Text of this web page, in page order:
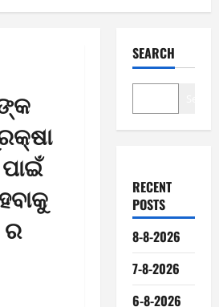
ର
SEARCH
RECENT
POSTS
8-8-2026
7-8-2026
6-8-2026